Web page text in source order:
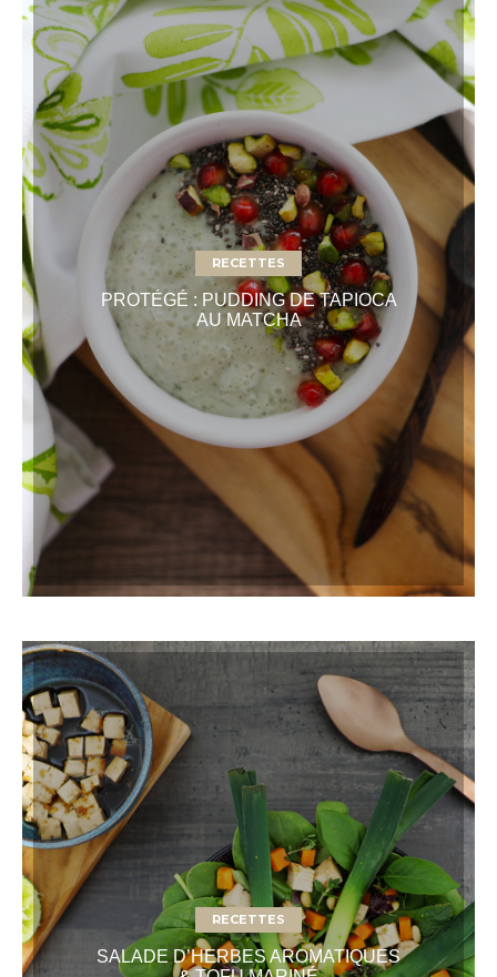
RECETTES
PROTÉGÉ : PUDDING DE TAPIOCA
AU MATCHA
RECETTES
SALADE D’HERBES AROMATIQUES